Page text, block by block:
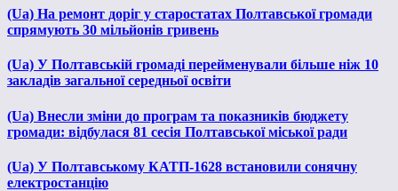
(Ua) На ремонт доріг у старостатах Полтавської громади
спрямують 30 мільйонів гривень
(Ua) У Полтавській громаді перейменували більше ніж 10
закладів загальної середньої освіти
(Ua) Внесли зміни до програм та показників бюджету
громади: відбулася 81 сесія Полтавської міської ради
(Ua) У Полтавському КАТП-1628 встановили сонячну
електростанцію